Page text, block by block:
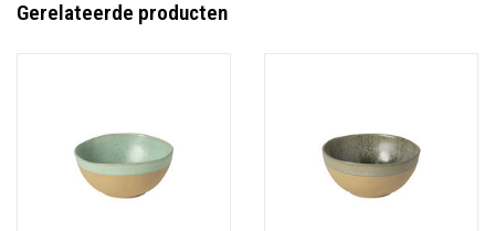
Gerelateerde producten